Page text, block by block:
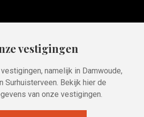
vestigingen
namelijk in Damwoude,
Surhuisterveen. Bekijk hier de
van onze vestigingen.